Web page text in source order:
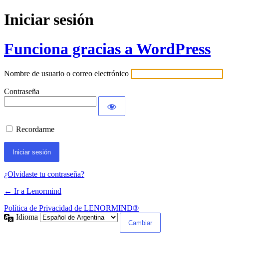
Iniciar sesión
Funciona gracias a WordPress
Nombre de usuario o correo electrónico
Contraseña
Recordarme
¿Olvidaste tu contraseña?
← Ir a Lenormind
Política de Privacidad de LENORMIND®
Idioma